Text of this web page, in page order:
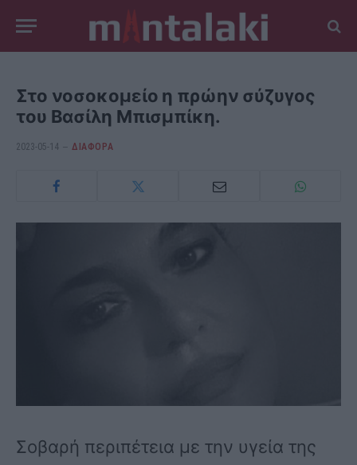
Στο νοσοκομείο η πρώην σύζυγος
του Βασίλη Μπισμπίκη.
2023-05-14 ΔΙΆΦΟΡΑ
Σοβαρή περιπέτεια με την υγεία της